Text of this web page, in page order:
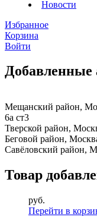
Новости
Избранное
Корзина
Войти
Добавленные
Мещанский район,
6а ст3
Тверской район,
Беговой район,
Савёловский район,
Товар
руб.
Перейти в